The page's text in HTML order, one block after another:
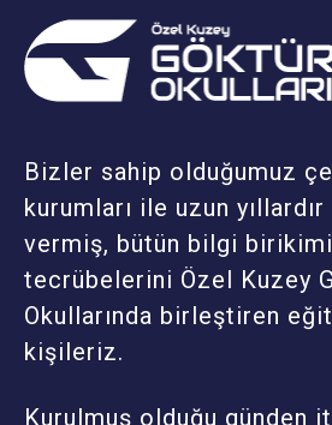
Bizler sahip olduğumuz
kurumları ile uzun
vermiş, bütün bilgi
tecrübelerini Özel Kuzey
Okullarında birleştiren
kişileriz.
Kurulmuş olduğu günden